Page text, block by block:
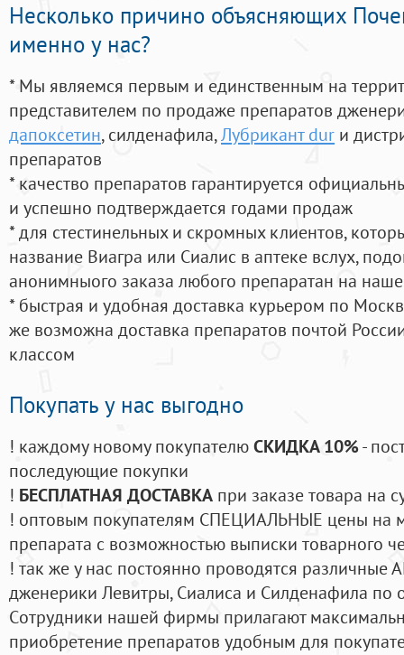
Несколько причино объясняющих
именно у нас?
* Мы являемся первым и единственным на
представителем по продаже препаратов
дапоксетин, силденафила,Лубрикант dur и
препаратов
* качество препаратов гарантируется
и успешно подтверждается годами продаж
* для стестинельных и скромных клиентов,
название Виагра или Сиалис в аптеке вслух,
анонимныого заказа любого препаратан на
* быстрая и удобная доставка курьером по
же возможна доставка препаратов почтой
классом
Покупать у нас выгодно
! каждому новому покупателюСКИДКА 10%-
последующие покупки
! БЕСПЛАТНАЯ ДОСТАВКА при заказе товара на
! оптовым покупателям СПЕЦИАЛЬНЫЕ цены на
препарата с возможностью выписки товарного
! так же у нас постоянно проводятся
дженерики Левитры, Сиалиса и Силденафила по
Cотрудники нашей фирмы прилагают
приобретение препаратов удобным для